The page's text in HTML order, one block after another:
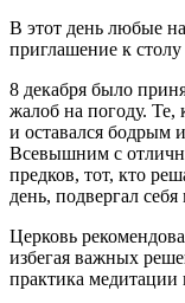
В этот день любые
приглашение к столу
8 декабря было
жалоб на погоду. Те,
и оставался бодрым
Всевышним с
предков, тот, кто
день, подвергал
Церковь
избегая важных
практика